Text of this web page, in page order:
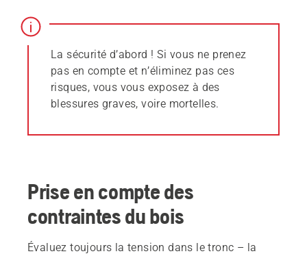
La sécurité d’abord ! Si vous ne prenez
pas en compte et n’éliminez pas ces
risques, vous vous exposez à des
blessures graves, voire mortelles.
Prise en compte des
contraintes du bois
Évaluez toujours la tension dans le tronc – la